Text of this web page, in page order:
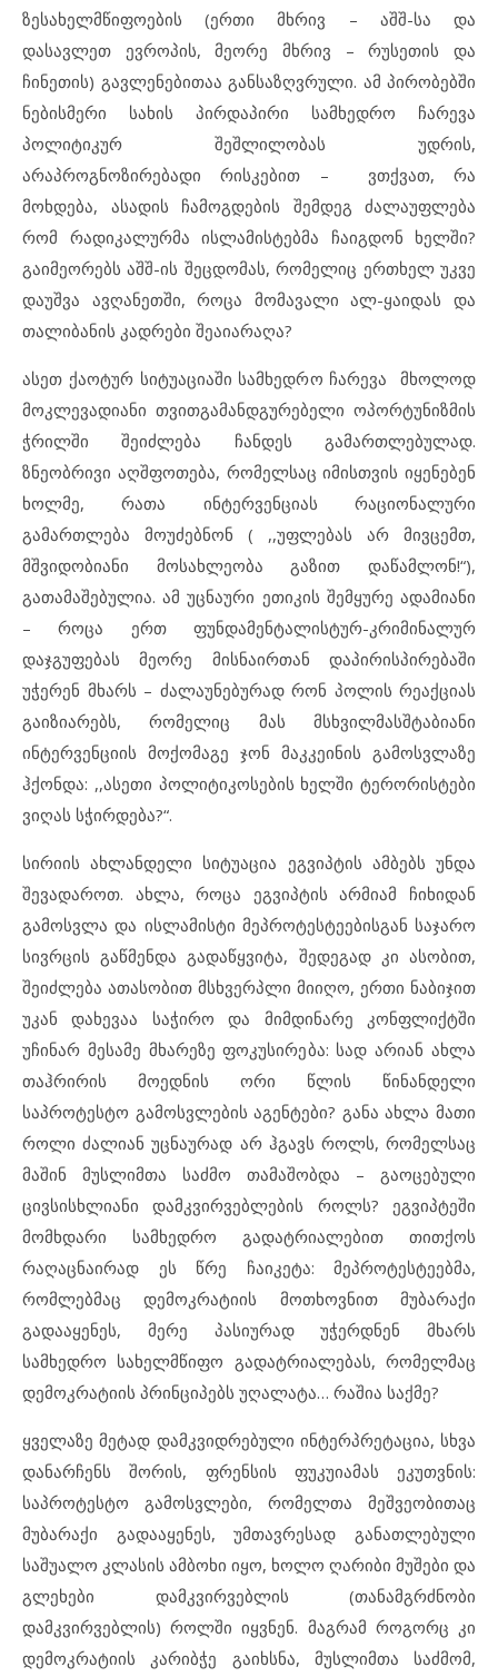
ზესახელმწიფოების (ერთი მხრივ – აშშ-სა და
დასავლეთ ევროპის, მეორე მხრივ – რუსეთის და
ჩინეთის) გავლენებითაა განსაზღვრული. ამ პირობებში
ნებისმერი სახის პირდაპირი სამხედრო ჩარევა
პოლიტიკურ შეშლილობას უდრის,
არაპროგნოზირებადი რისკებით – ვთქვათ, რა
მოხდება, ასადის ჩამოგდების შემდეგ ძალაუფლება
რომ რადიკალურმა ისლამისტებმა ჩაიგდონ ხელში?
გაიმეორებს აშშ-ის შეცდომას, რომელიც ერთხელ უკვე
დაუშვა ავღანეთში, როცა მომავალი ალ-ყაიდას და
თალიბანის კადრები შეაიარაღა?
ასეთ ქაოტურ სიტუაციაში სამხედრო ჩარევა მხოლოდ
მოკლევადიანი თვითგამანდგურებელი ოპორტუნიზმის
ჭრილში შეიძლება ჩანდეს გამართლებულად.
ზნეობრივი აღშფოთება, რომელსაც იმისთვის იყენებენ
ხოლმე, რათა ინტერვენციას რაციონალური
გამართლება მოუძებნონ ( ,,უფლებას არ მივცემთ,
მშვიდობიანი მოსახლეობა გაზით დაწამლონ!“),
გათამაშებულია. ამ უცნაური ეთიკის შემყურე ადამიანი
– როცა ერთ ფუნდამენტალისტურ-კრიმინალურ
დაჯგუფებას მეორე მისნაირთან დაპირისპირებაში
უჭერენ მხარს – ძალაუნებურად რონ პოლის რეაქციას
გაიზიარებს, რომელიც მას მსხვილმასშტაბიანი
ინტერვენციის მოქომაგე ჯონ მაკკეინის გამოსვლაზე
ჰქონდა: ,,ასეთი პოლიტიკოსების ხელში ტერორისტები
ვიღას სჭირდება?“.
სირიის ახლანდელი სიტუაცია ეგვიპტის ამბებს უნდა
შევადაროთ. ახლა, როცა ეგვიპტის არმიამ ჩიხიდან
გამოსვლა და ისლამისტი მეპროტესტეებისგან საჯარო
სივრცის გაწმენდა გადაწყვიტა, შედეგად კი ასობით,
შეიძლება ათასობით მსხვერპლი მიიღო, ერთი ნაბიჯით
უკან დახევაა საჭირო და მიმდინარე კონფლიქტში
უჩინარ მესამე მხარეზე ფოკუსირება: სად არიან ახლა
თაჰრირის მოედნის ორი წლის წინანდელი
საპროტესტო გამოსვლების აგენტები? განა ახლა მათი
როლი ძალიან უცნაურად არ ჰგავს როლს, რომელსაც
მაშინ მუსლიმთა საძმო თამაშობდა – გაოცებული
ცივსისხლიანი დამკვირვებლების როლს? ეგვიპტეში
მომხდარი სამხედრო გადატრიალებით თითქოს
რაღაცნაირად ეს წრე ჩაიკეტა: მეპროტესტეებმა,
რომლებმაც დემოკრატიის მოთხოვნით მუბარაქი
გადააყენეს, მერე პასიურად უჭერდნენ მხარს
სამხედრო სახელმწიფო გადატრიალებას, რომელმაც
დემოკრატიის პრინციპებს უღალატა… რაშია საქმე?
ყველაზე მეტად დამკვიდრებული ინტერპრეტაცია, სხვა
დანარჩენს შორის, ფრენსის ფუკუიამას ეკუთვნის:
საპროტესტო გამოსვლები, რომელთა მეშვეობითაც
მუბარაქი გადააყენეს, უმთავრესად განათლებული
საშუალო კლასის ამბოხი იყო, ხოლო ღარიბი მუშები და
გლეხები დამკვირვებლის (თანამგრძნობი
დამკვირვებლის) როლში იყვნენ. მაგრამ როგორც კი
დემოკრატიის კარიბჭე გაიხსნა, მუსლიმთა საძმომ,